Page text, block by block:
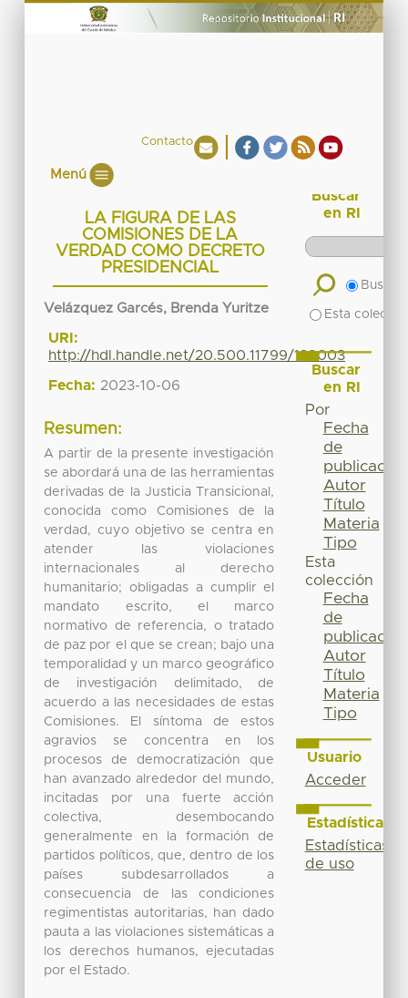
Contacto
Menú
LA FIGURA DE LAS
COMISIONES DE LA
VERDAD COMO DECRETO
PRESIDENCIAL
Velázquez Garcés, Brenda Yuritze
URI:
http://hdl.handle.net/20.500.11799/139003
Fecha: 2023-10-06
Resumen:
A partir de la presente investigación
se abordará una de las herramientas
derivadas de la Justicia Transicional,
conocida como Comisiones de la
verdad, cuyo objetivo se centra en
atender las violaciones
internacionales al derecho
humanitario; obligadas a cumplir el
mandato escrito, el marco
normativo de referencia, o tratado
de paz por el que se crean; bajo una
temporalidad y un marco geográfico
de investigación delimitado, de
acuerdo a las necesidades de estas
Comisiones. El síntoma de estos
agravios se concentra en los
procesos de democratización que
han avanzado alrededor del mundo,
incitadas por una fuerte acción
colectiva, desembocando
generalmente en la formación de
partidos políticos, que, dentro de los
países subdesarrollados a
consecuencia de las condiciones
regimentistas autoritarias, han dado
pauta a las violaciones sistemáticas a
los derechos humanos, ejecutadas
por el Estado.
Buscar
en RI
Buscar
Esta
Buscar
en RI
Por
Fecha
de
publicación
Autor
Título
Materia
Tipo
Esta
colección
Fecha
de
publicación
Autor
Título
Materia
Tipo
Usuario
Acceder
Estadísticas
Estadísticas
de uso